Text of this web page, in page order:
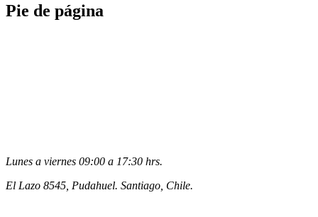
Pie de página
Lunes a viernes 09:00 a 17:30 hrs.
El Lazo 8545, Pudahuel. Santiago, Chile.